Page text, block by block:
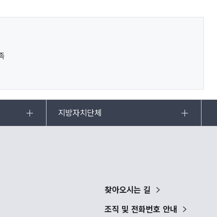
지방자치단체
찾아오시는 길
조직 및 전화번호 안내